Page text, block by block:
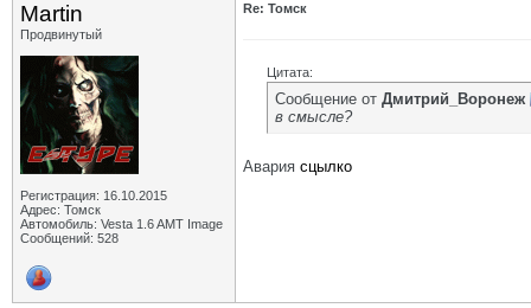
Martin
Продвинутый
Регистрация: 16.10.2015
Адрес: Томск
Автомобиль: Vesta 1.6 AMT Image
Сообщений: 528
Re: Томск
Цитата:
Сообщение от Дмитрий_Воронеж
в смысле?
Авария сцылко